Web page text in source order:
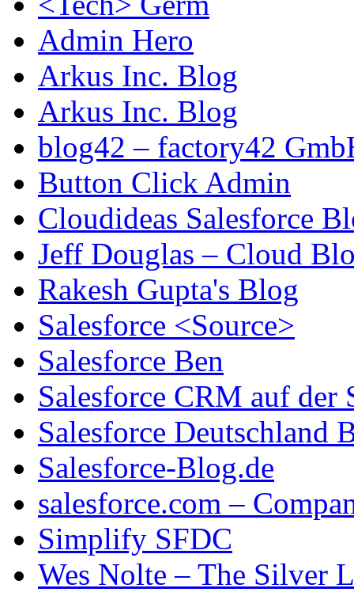
Admin Hero
Arkus Inc. Blog
Arkus Inc. Blog
blog42 – factory42
Button Click Admin
Cloudideas Salesforce
Jeff Douglas – Cloud
Rakesh Gupta's Blog
Salesforce <Source>
Salesforce Ben
Salesforce CRM auf der
Salesforce Deutschland
Salesforce-Blog.de
salesforce.com –
Simplify SFDC
Wes Nolte – The Silver